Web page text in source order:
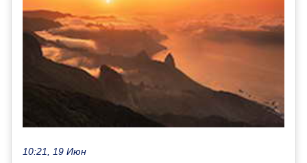
10:21, 19 Июн